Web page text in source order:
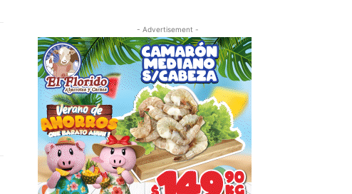
- Advertisement -